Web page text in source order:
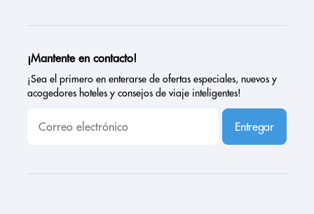
¡Mantente en contacto!
¡Sea el primero en enterarse de ofertas especiales, nuevos y
acogedores hoteles y consejos de viaje inteligentes!
Entregar